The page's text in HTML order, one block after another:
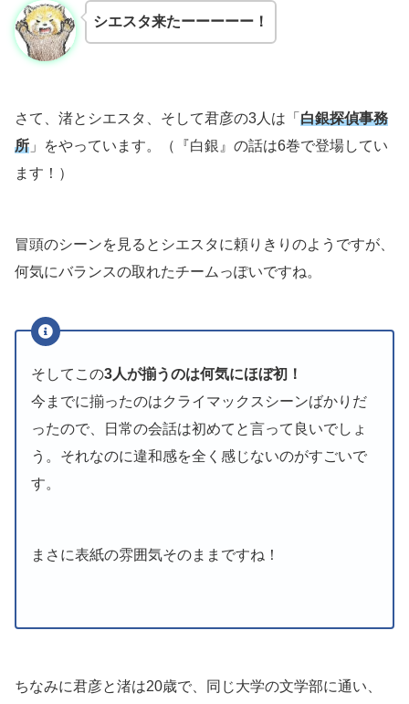
シエスタ来たーーーーー！
さて、渚とシエスタ、そして君彦の3人は「 白銀探偵事務
所 」をやっています。（『白銀』の話は6巻で登場してい
ます！）
冒頭のシーンを見るとシエスタに頼りきりのようですが、
何気にバランスの取れたチームっぽいですね。
そしてこの3人が揃うのは何気にほぼ初！
今までに揃ったのはクライマックスシーンばかりだ
ったので、日常の会話は初めてと言って良いでしょ
う。それなのに違和感を全く感じないのがすごいで
す。
まさに表紙の雰囲気そのままですね！
ちなみに君彦と渚は20歳で、同じ大学の文学部に通い、